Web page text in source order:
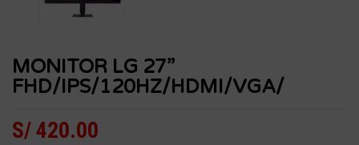
MONITOR LG 27”
FHD/IPS/120HZ/HDMI/VGA/
S/ 420.00